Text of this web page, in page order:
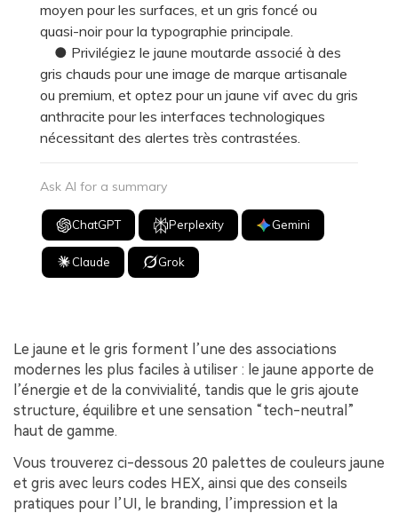
moyen pour les surfaces, et un gris foncé ou
quasi-noir pour la typographie principale.
● Privilégiez le jaune moutarde associé à des
gris chauds pour une image de marque artisanale
ou premium, et optez pour un jaune vif avec du gris
anthracite pour les interfaces technologiques
nécessitant des alertes très contrastées.
Ask AI for a summary
ChatGPT Perplexity Gemini
Claude Grok
Le jaune et le gris forment l’une des associations
modernes les plus faciles à utiliser : le jaune apporte de
l’énergie et de la convivialité, tandis que le gris ajoute
structure, équilibre et une sensation “tech-neutral”
haut de gamme.
Vous trouverez ci-dessous 20 palettes de couleurs jaune
et gris avec leurs codes HEX, ainsi que des conseils
pratiques pour l’UI, le branding, l’impression et la